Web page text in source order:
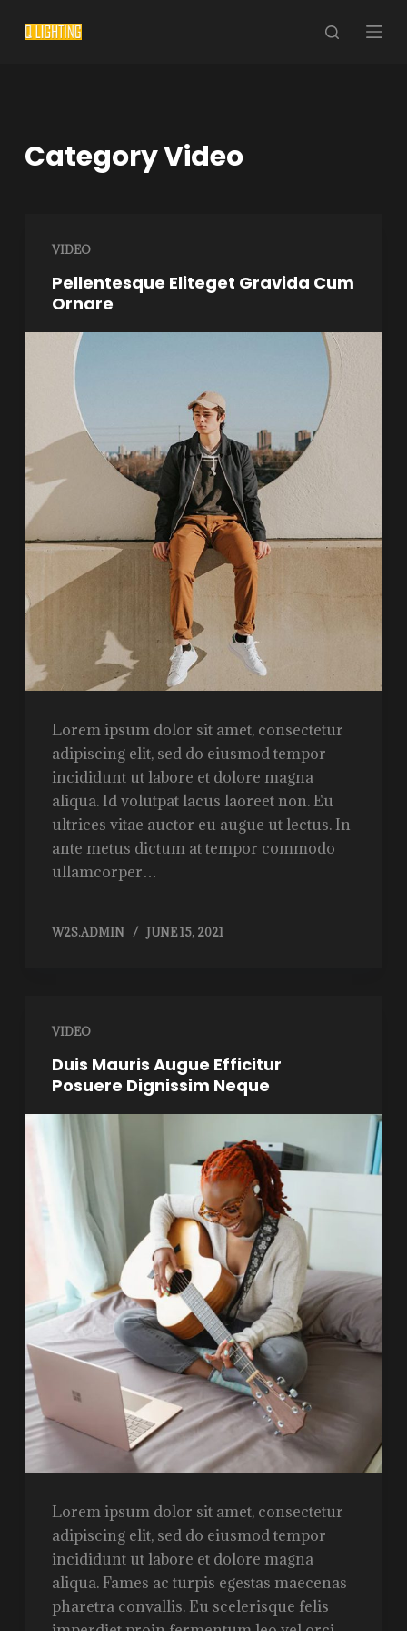
S
k
cCategoryVideo
VIDEO
Pellentesque Eliteget Gravida Cum
Ornare
Lorem ipsum dolor sit amet, consectetur
adipiscing elit, sed do eiusmod tempor
incididunt ut labore et dolore magna
aliqua. Id volutpat lacus laoreet non. Eu
ultrices vitae auctor eu augue ut lectus. In
ante metus dictum at tempor commodo
ullamcorper…
W2S.ADMIN JUNE 15, 2021
VIDEO
Duis Mauris Augue Efficitur
Posuere Dignissim Neque
Lorem ipsum dolor sit amet, consectetur
adipiscing elit, sed do eiusmod tempor
incididunt ut labore et dolore magna
aliqua. Fames ac turpis egestas maecenas
pharetra convallis. Eu scelerisque felis